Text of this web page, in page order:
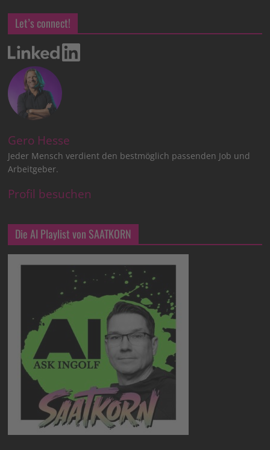
Let’s connect!
Gero Hesse
Jeder Mensch verdient den bestmöglich passenden Job und
Arbeitgeber.
Profil besuchen
Die AI Playlist von SAATKORN